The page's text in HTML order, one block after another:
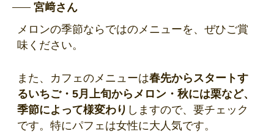
宮﨑さん
メロンの季節ならではのメニューを、ぜひご賞
味ください。
また、カフェのメニューは春先からスタートす
るいちご・5月上旬からメロン・秋には栗など、
季節によって様変わり しますので、要チェック
です。特にパフェは女性に大人気です。